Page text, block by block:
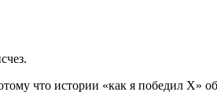
что истории «как я победил X»